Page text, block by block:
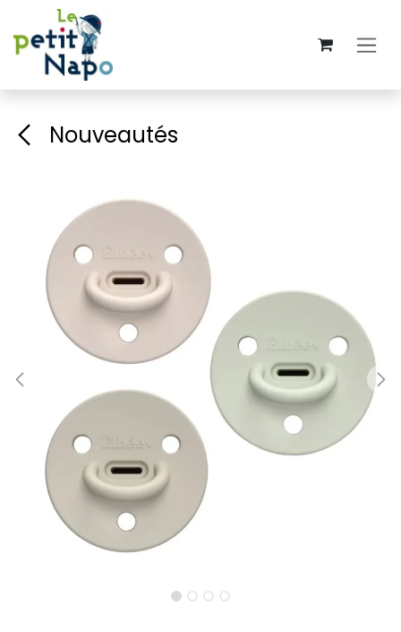
Se rendre au contenu
Nouveautés